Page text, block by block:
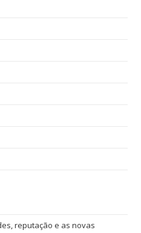
reputação e as novas